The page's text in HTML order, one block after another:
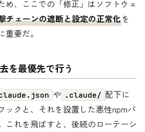
め、ここでの「修正」はソフトウェ
チェーンの遮断と設定の正常化を
要だ。
を最優先で行う
や .claude/ 配下に
ックと、それを設置した悪性npmパ
これを飛ばすと、後続のローテーシ